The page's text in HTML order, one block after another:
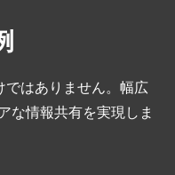
はありません。幅広
な情報共有を実現しま